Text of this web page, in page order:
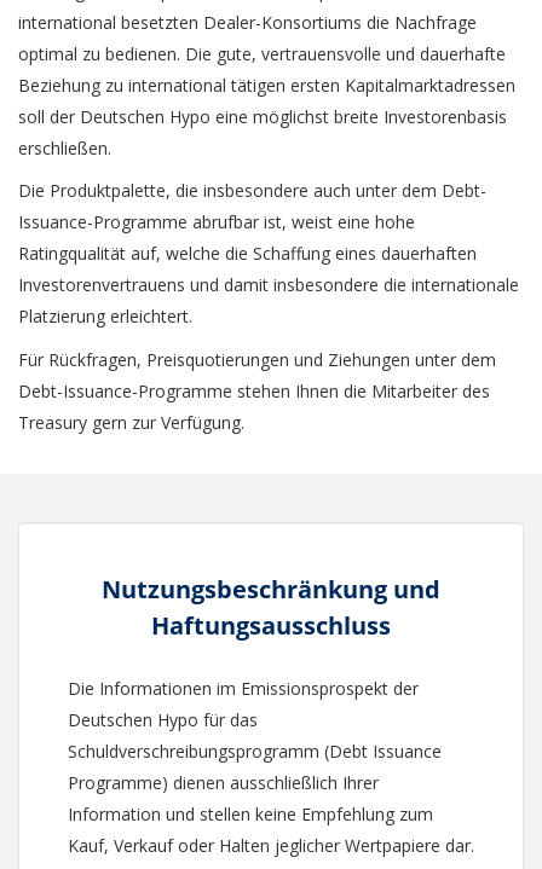
international besetzten Dealer-Konsortiums die Nachfrage
optimal zu bedienen. Die gute, vertrauensvolle und dauerhafte
Beziehung zu international tätigen ersten Kapitalmarktadressen
soll der Deutschen Hypo eine möglichst breite Investorenbasis
erschließen.
Die Produktpalette, die insbesondere auch unter dem Debt-
Issuance-Programme abrufbar ist, weist eine hohe
Ratingqualität auf, welche die Schaffung eines dauerhaften
Investorenvertrauens und damit insbesondere die internationale
Platzierung erleichtert.
Für Rückfragen, Preisquotierungen und Ziehungen unter dem
Debt-Issuance-Programme stehen Ihnen die Mitarbeiter des
Treasury gern zur Verfügung.
Nutzungsbeschränkung und
Haftungsausschluss
Die Informationen im Emissionsprospekt der
Deutschen Hypo für das
Schuldverschreibungsprogramm (Debt Issuance
Programme) dienen ausschließlich Ihrer
Information und stellen keine Empfehlung zum
Kauf, Verkauf oder Halten jeglicher Wertpapiere dar.